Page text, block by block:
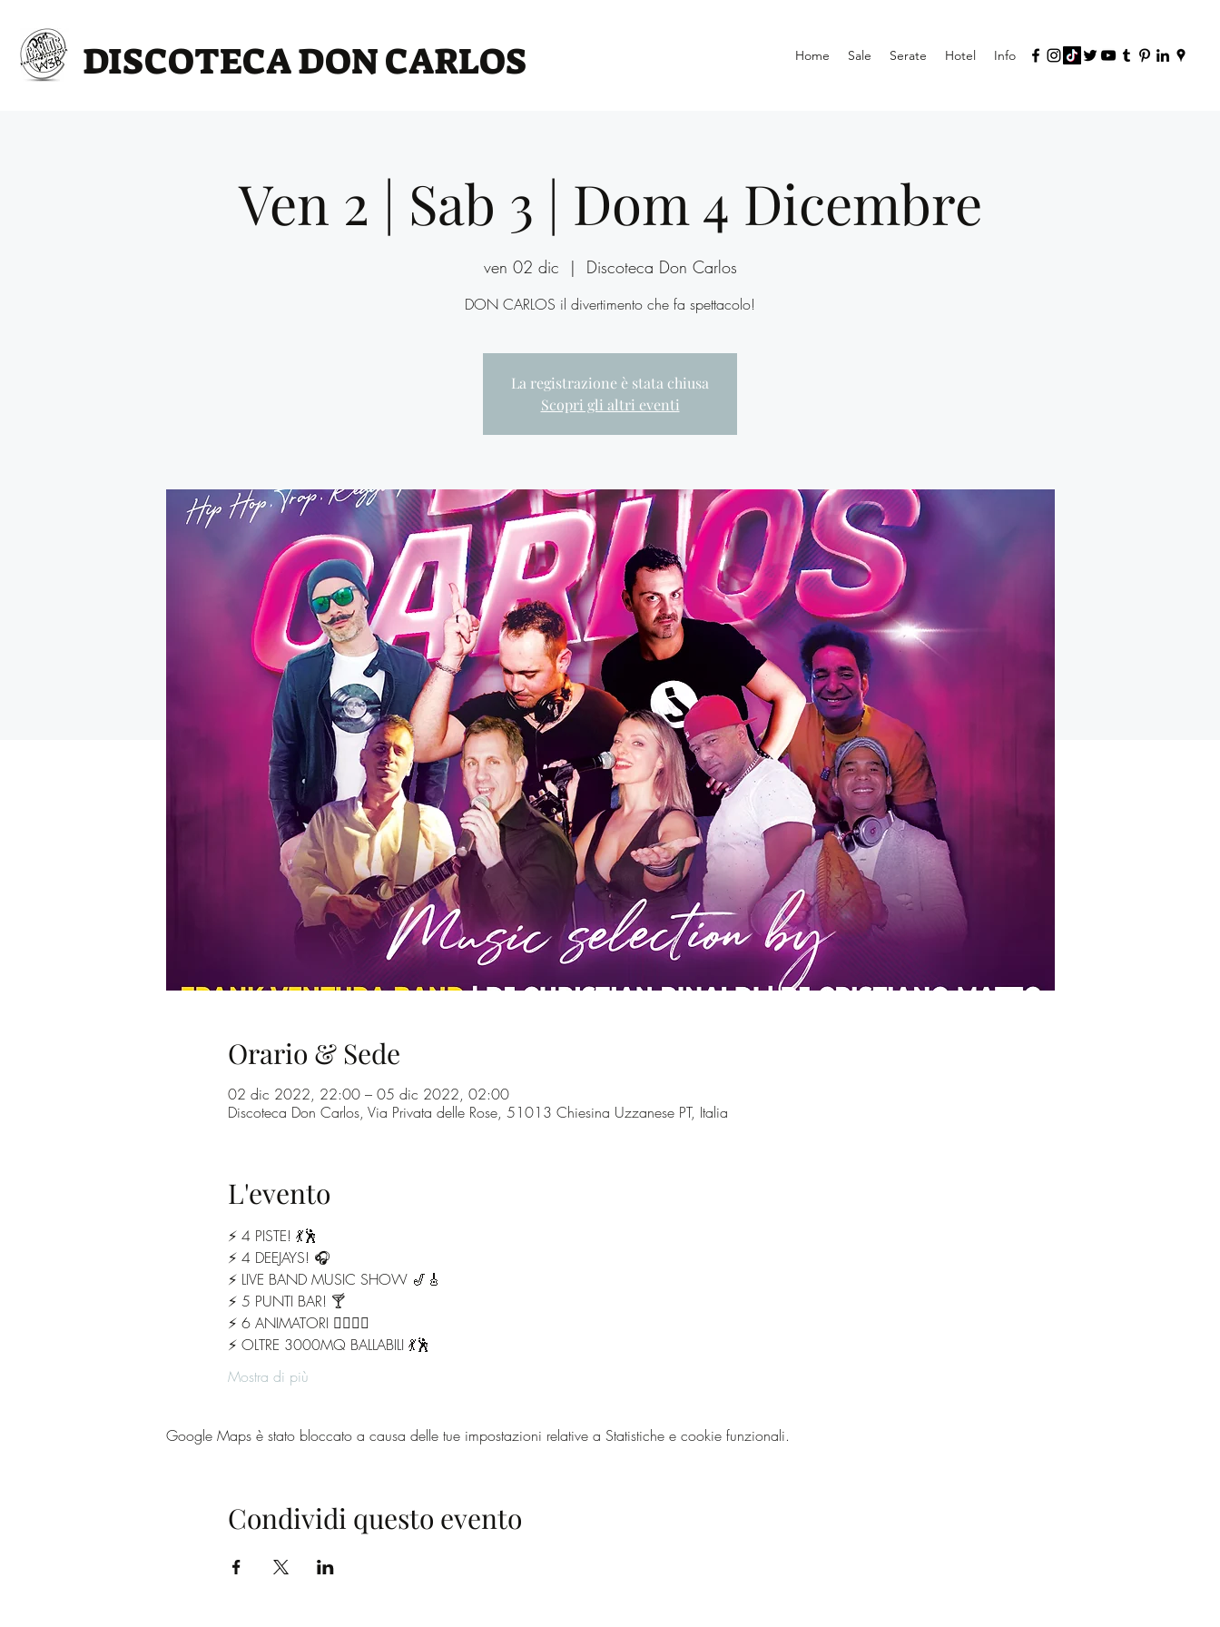
DISCOTECA DON CARLOS Home Sale Serate Hotel Info
Ven 2 | Sab 3 | Dom 4 Dicembre
ven 02 dic
  |
Discoteca Don Carlos
DON CARLOS il divertimento che fa spettacolo!
La registrazione è stata chiusa
Scopri gli altri eventi
Orario & Sede
02 dic 2022, 22:00 – 05 dic 2022, 02:00
Discoteca Don Carlos, Via Privata delle Rose, 51013 Chiesina Uzzanese PT, Italia
L'evento
⚡️ 4 PISTE! 💃🕺
⚡️ 4 DEEJAYS! 🎧
⚡️ LIVE BAND MUSIC SHOW 🎷🎸
⚡️ 5 PUNTI BAR! 🍸
⚡️ 6 ANIMATORI 🧛‍♂️🧟‍♀️
⚡️ OLTRE 3000MQ BALLABILI 💃🕺
Mostra di più
Google Maps è stato bloccato a causa delle tue impostazioni relative a Statistiche e cookie funzionali.
Condividi questo evento